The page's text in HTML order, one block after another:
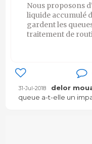
Nous proposons
liquide accumulé
gardent les
traitement de
31-Jul-2018 delor
queue a-t-elle un